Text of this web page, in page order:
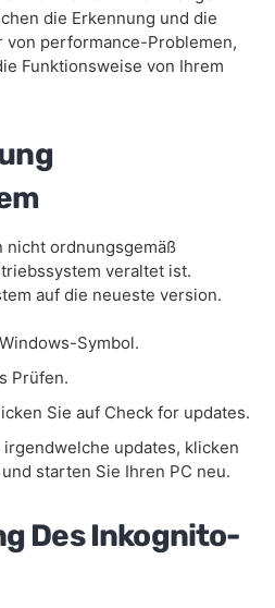
die Erkennung und die
von performance-Problemen,
Funktionsweise von Ihrem
nicht ordnungsgemäß
veraltet ist.
auf die neueste version.
Symbol.
Prüfen.
Sie auf Check for updates.
updates, klicken
und starten Sie Ihren PC neu.
Des Inkognito-